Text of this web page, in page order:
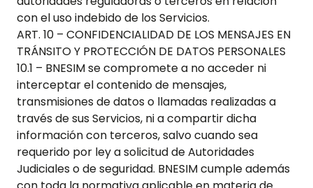
con el uso indebido de los Servicios.
ART. 10 – CONFIDENCIALIDAD DE LOS MENSAJES EN
TRÁNSITO Y PROTECCIÓN DE DATOS PERSONALES
10.1 – BNESIM se compromete a no acceder ni
interceptar el contenido de mensajes,
transmisiones de datos o llamadas realizadas a
través de sus Servicios, ni a compartir dicha
información con terceros, salvo cuando sea
requerido por ley a solicitud de Autoridades
Judiciales o de seguridad. BNESIM cumple además